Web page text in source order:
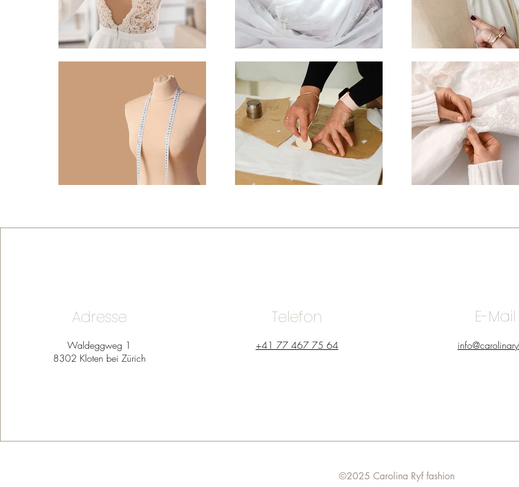
Adresse
Waldeggweg 1
8302 Kloten bei Zürich
Telefon
+41 77 467 75 64
E-Mail
©2025 Carolina Ryf fashion